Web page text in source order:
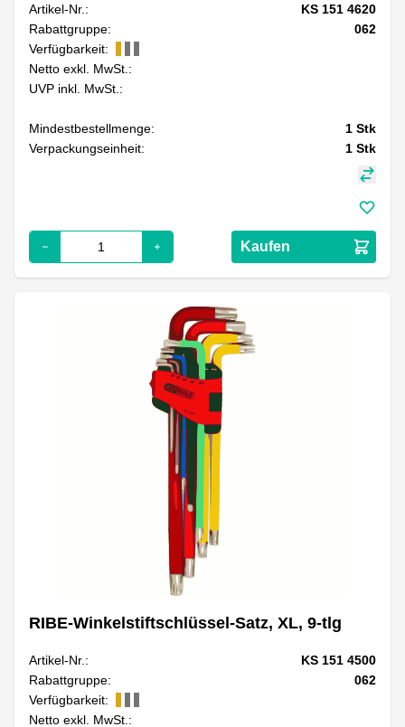
Artikel-Nr.:
KS 151 4620
Rabattgruppe:
062
Verfügbarkeit:
Netto exkl. MwSt.:
UVP inkl. MwSt.:
Mindestbestellmenge: 1 Stk
Verpackungseinheit:
1 Stk
Kaufen
RIBE-Winkelstiftschlüssel-Satz, XL, 9-tlg
Artikel-Nr.:
KS 151 4500
Rabattgruppe:
062
Verfügbarkeit:
Netto exkl. MwSt.: